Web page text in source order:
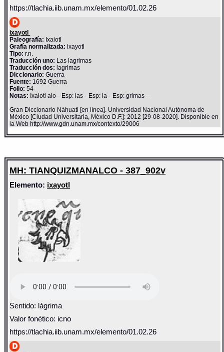
https://tlachia.iib.unam.mx/elemento/01.02.26
ixayotl
Paleografía: Ixaiotl
Grafía normalizada: ixayotl
Tipo: r.n.
Traducción uno: Las lagrimas
Traducción dos: lagrimas
Diccionario:Guerra
Fuente: 1692 Guerra
Folio: 54
Notas: Ixaiotl aio-- Esp: las-- Esp: la-- Esp: grimas --
Gran Diccionario Náhuatl [en línea]. Universidad Nacional Autónoma de
México [Ciudad Universitaria, México D.F.]: 2012 [29-08-2020]. Disponible en
la Web http://www.gdn.unam.mx/contexto/29006
MH: TIANQUIZMANALCO - 387_902v
Elemento: ixayotl
Sentido: lágrima
Valor fonético: icno
https://tlachia.iib.unam.mx/elemento/01.02.26